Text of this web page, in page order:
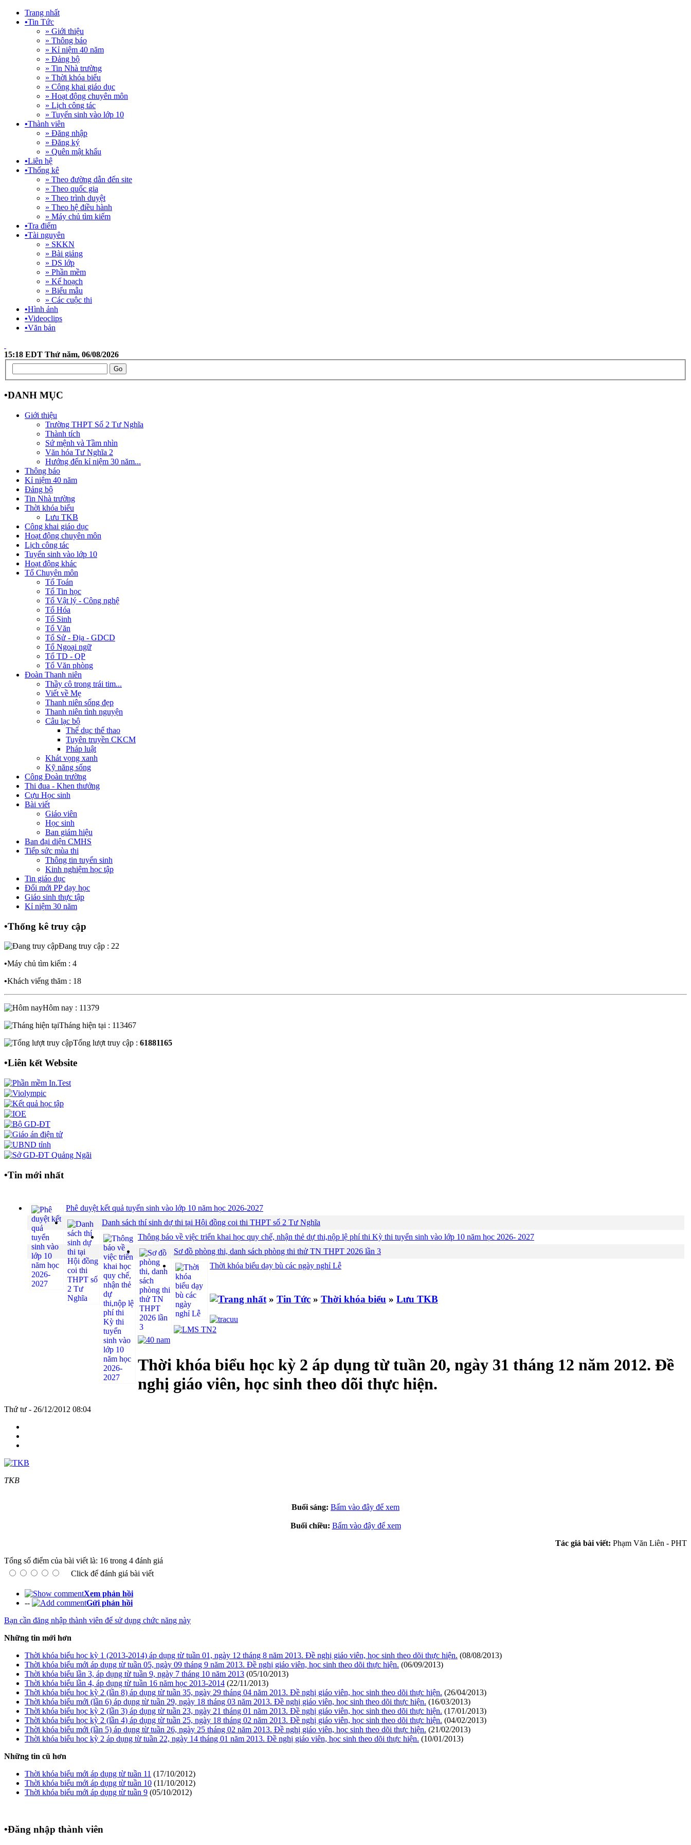
Trang nhất
•Tin Tức
» Giới thiệu
» Thông báo
» Kỉ niệm 40 năm
» Đảng bộ
» Tin Nhà trường
» Thời khóa biểu
» Công khai giáo dục
» Hoạt động chuyên môn
» Lịch công tác
» Tuyển sinh vào lớp 10
•Thành viên
» Đăng nhập
» Đăng ký
» Quên mật khẩu
•Liên hệ
•Thống kê
» Theo đường dẫn đến site
» Theo quốc gia
» Theo trình duyệt
» Theo hệ điều hành
» Máy chủ tìm kiếm
•Tra điểm
•Tài nguyên
» SKKN
» Bài giảng
» DS lớp
» Phần mềm
» Kế hoạch
» Biểu mẫu
» Các cuộc thi
•Hình ảnh
•Videoclips
•Văn bản
15:18 EDT Thứ năm, 06/08/2026
•DANH MỤC
Giới thiệu
Trường THPT Số 2 Tư Nghĩa
Thành tích
Sứ mệnh và Tầm nhìn
Văn hóa Tư Nghĩa 2
Hướng đến kỉ niệm 30 năm...
Thông báo
Kỉ niệm 40 năm
Đảng bộ
Tin Nhà trường
Thời khóa biểu
Lưu TKB
Công khai giáo dục
Hoạt động chuyên môn
Lịch công tác
Tuyển sinh vào lớp 10
Hoạt động khác
Tổ Chuyên môn
Tổ Toán
Tổ Tin học
Tổ Vật lý - Công nghệ
Tổ Hóa
Tổ Sinh
Tổ Văn
Tổ Sử - Địa - GDCD
Tổ Ngoại ngữ
Tổ TD - QP
Tổ Văn phòng
Đoàn Thanh niên
Thầy cô trong trái tim...
Viết về Mẹ
Thanh niên sống đẹp
Thanh niên tình nguyện
Câu lạc bộ
Thể dục thể thao
Tuyên truyền CKCM
Pháp luật
Khát vọng xanh
Kỹ năng sống
Công Đoàn trường
Thi đua - Khen thưởng
Cựu Học sinh
Bài viết
Giáo viên
Học sinh
Ban giám hiệu
Ban đại diện CMHS
Tiếp sức mùa thi
Thông tin tuyển sinh
Kinh nghiệm học tập
Tin giáo dục
Đổi mới PP dạy học
Giáo sinh thực tập
Kỉ niệm 30 năm
•Thống kê truy cập
Đang truy cập : 22
•Máy chủ tìm kiếm : 4
•Khách viếng thăm : 18
Hôm nay : 11379
Tháng hiện tại : 113467
Tổng lượt truy cập : 61881165
•Liên kết Website
•Tin mới nhất
Phê duyệt kết quả tuyển sinh vào lớp 10 năm học 2026-2027
Danh sách thí sinh dự thi tại Hội đồng coi thi THPT số 2 Tư Nghĩa
Thông báo về việc triển khai học quy chế, nhận thẻ dự thi,nộp lệ phí thi Kỳ thi tuyển sinh vào lớp 10 năm học 2026- 2027
Sơ đồ phòng thi, danh sách phòng thi thử TN THPT 2026 lần 3
Thời khóa biểu dạy bù các ngày nghỉ Lễ
» Tin Tức » Thời khóa biểu » Lưu TKB
Thời khóa biểu học kỳ 2 áp dụng từ tuần 20, ngày 31 tháng 12 năm 2012. Đề
nghị giáo viên, học sinh theo dõi thực hiện.
Thứ tư - 26/12/2012 08:04
TKB
Buổi sáng: Bấm vào đây để xem
Buổi chiều: Bấm vào đây để xem
Tác giả bài viết: Phạm Văn Liên - PHT
Tổng số điểm của bài viết là: 16 trong 4 đánh giá
Click để đánh giá bài viết
Xem phản hồi
--
Gửi phản hồi
Bạn cần đăng nhập thành viên để sử dụng chức năng này
Những tin mới hơn
Thời khóa biểu học kỳ 1 (2013-2014) áp dụng từ tuần 01, ngày 12 tháng 8 năm 2013. Đề nghị giáo viên, học sinh theo dõi thực hiện. (08/08/2013)
Thời khóa biểu mới áp dụng từ tuần 05, ngày 09 tháng 9 năm 2013. Đề nghị giáo viên, học sinh theo dõi thực hiện. (06/09/2013)
Thời khóa biểu lần 3, áp dụng từ tuần 9, ngày 7 tháng 10 năm 2013 (05/10/2013)
Thời khóa biểu lần 4, áp dụng từ tuần 16 năm học 2013-2014 (22/11/2013)
Thời khóa biểu học kỳ 2 (lần 8) áp dụng từ tuần 35, ngày 29 tháng 04 năm 2013. Đề nghị giáo viên, học sinh theo dõi thực hiện. (26/04/2013)
Thời khóa biểu mới (lần 6) áp dụng từ tuần 29, ngày 18 tháng 03 năm 2013. Đề nghị giáo viên, học sinh theo dõi thực hiện. (16/03/2013)
Thời khóa biểu học kỳ 2 (lần 3) áp dụng từ tuần 23, ngày 21 tháng 01 năm 2013. Đề nghị giáo viên, học sinh theo dõi thực hiện. (17/01/2013)
Thời khóa biểu học kỳ 2 (lần 4) áp dụng từ tuần 25, ngày 18 tháng 02 năm 2013. Đề nghị giáo viên, học sinh theo dõi thực hiện. (04/02/2013)
Thời khóa biểu mới (lần 5) áp dụng từ tuần 26, ngày 25 tháng 02 năm 2013. Đề nghị giáo viên, học sinh theo dõi thực hiện. (21/02/2013)
Thời khóa biểu học kỳ 2 áp dụng từ tuần 22, ngày 14 tháng 01 năm 2013. Đề nghị giáo viên, học sinh theo dõi thực hiện. (10/01/2013)
Những tin cũ hơn
Thời khóa biểu mới áp dụng từ tuần 11 (17/10/2012)
Thời khóa biểu mới áp dụng từ tuần 10 (11/10/2012)
Thời khóa biểu mới áp dụng từ tuần 9 (05/10/2012)
•Đăng nhập thành viên